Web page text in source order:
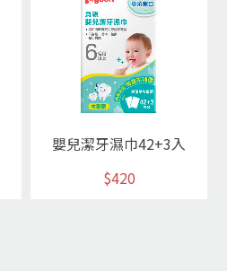
嬰兒潔牙濕巾42+3入
$420